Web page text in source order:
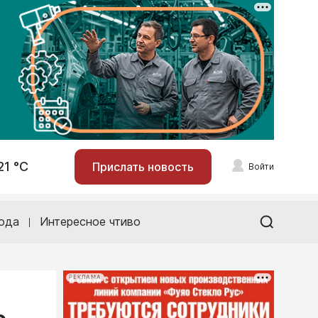
°С Прислать новость Войти
Интересное чтиво
РЕКЛАМА